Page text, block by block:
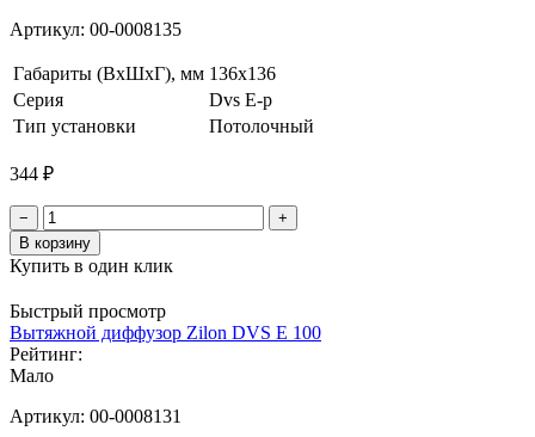
Артикул: 00-0008135
Габариты (ВxШxГ), мм 136x136
Серия
Dvs E-p
Тип установки
Потолочный
344 ₽
−
+
В корзину
Купить в один клик
Быстрый просмотр
Вытяжной диффузор Zilon DVS E 100
Рейтинг:
Мало
Артикул: 00-0008131